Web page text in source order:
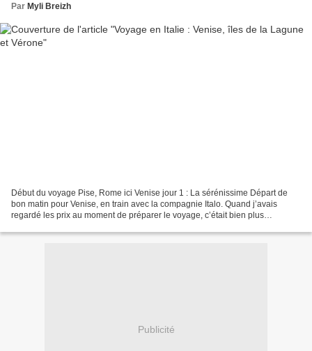
Par Myli Breizh
Début du voyage Pise, Rome ici Venise jour 1 : La sérénissime Départ de
bon matin pour Venise, en train avec la compagnie Italo. Quand j’avais
regardé les prix au moment de préparer le voyage, c’était bien plus
Publicité